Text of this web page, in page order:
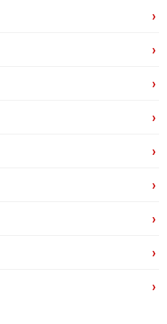
›
›
›
›
›
›
›
›
›